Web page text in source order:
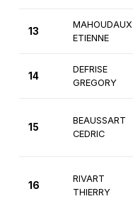
13
MAHOUDAUX
ETIENNE
14
DEFRISE
GREGORY
15
BEAUSSART
CEDRIC
16
RIVART
THIERRY